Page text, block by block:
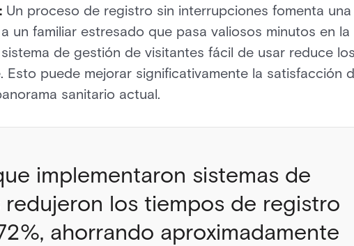
Un proceso de registro sin interrupciones fomenta una
un familiar estresado que pasa valiosos minutos en la
de gestión de visitantes fácil de usar reduce los
puede mejorar significativamente la satisfacción
sanitario actual.
implementaron sistemas de
los tiempos de registro
ahorrando aproximadamente